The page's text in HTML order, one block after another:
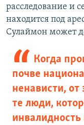
расследование и
находится под
Сулаймон может
Когда
почве
ненависти, от
те люди,